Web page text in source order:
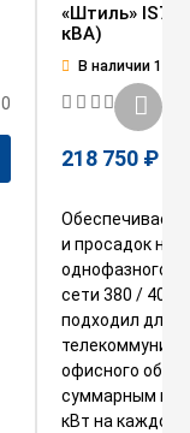
0
«Штиль»
кВА)
В наличии 1 шт.
218 750 ₽
Обеспечивает
и просадок
однофазного
сети 380 / 400
подходил для
офисного
суммарным
кВт на каждой